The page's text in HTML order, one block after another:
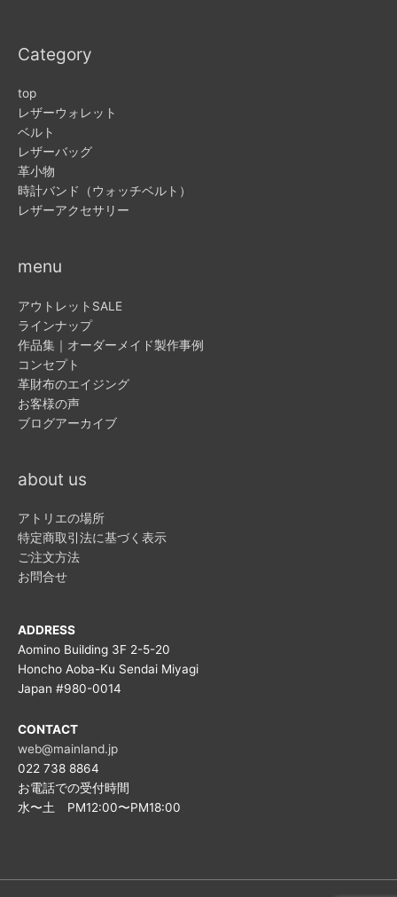
Category
top
レザーウォレット
ベルト
レザーバッグ
革小物
時計バンド（ウォッチベルト）
レザーアクセサリー
menu
アウトレットSALE
ラインナップ
作品集｜オーダーメイド製作事例
コンセプト
革財布のエイジング
お客様の声
ブログアーカイブ
about us
アトリエの場所
特定商取引法に基づく表示
ご注文方法
お問合せ
ADDRESS
Aomino Building 3F 2-5-20
Honcho Aoba-Ku Sendai Miyagi
Japan #980-0014
CONTACT
web@mainland.jp
022 738 8864
お電話での受付時間
水〜土 PM12:00〜PM18:00